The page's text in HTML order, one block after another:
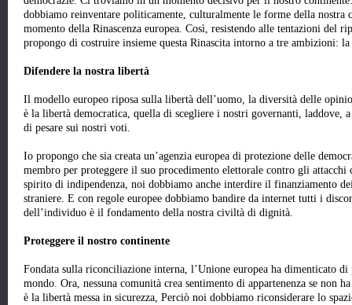
dobbiamo reinventare politicamente, culturalmente le forme della
momento della Rinascenza europea. Così, resistendo alle tentazioni del
propongo di costruire insieme questa Rinascita intorno a tre ambizioni:
Difendere la nostra libertà
Il modello europeo riposa sulla libertà dell’uomo, la diversità delle
è la libertà democratica, quella di scegliere i nostri governanti, laddove,
di pesare sui nostri voti.
Io propongo che sia creata un’agenzia europea di protezione delle
membro per proteggere il suo procedimento elettorale contro gli
spirito di indipendenza, noi dobbiamo anche interdire il finanziamento
straniere. E con regole europee dobbiamo bandire da internet tutti i
dell’individuo è il fondamento della nostra civiltà di dignità.
Proteggere il nostro continente
Fondata sulla riconciliazione interna, l’Unione europea ha dimenticato
mondo. Ora, nessuna comunità crea sentimento di appartenenza se non
è la libertà messa in sicurezza, Perciò noi dobbiamo riconsiderare lo